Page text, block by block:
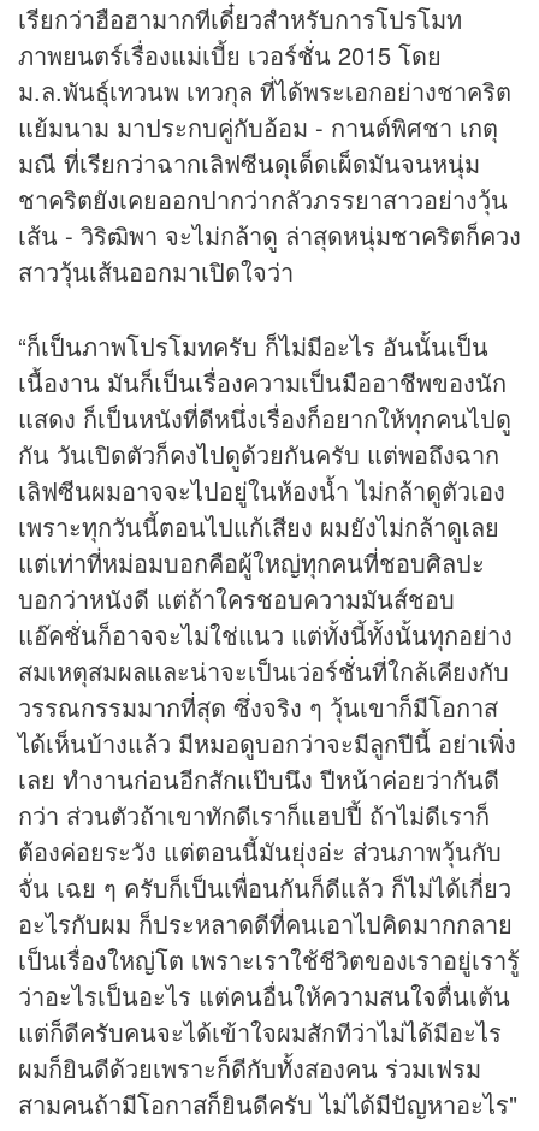
เรียกว่าฮือฮามากทีเดี๋ยวสำหรับการโปรโมท
ภาพยนตร์เรื่องแม่เบี้ย เวอร์ชั่น 2015 โดย
ม.ล.พันธุ์เทวนพ เทวกุล ที่ได้พระเอกอย่างชาคริต
แย้มนาม มาประกบคู่กับอ้อม - กานต์พิศชา เกตุ
มณี ที่เรียกว่าฉากเลิฟซีนดุเด็ดเผ็ดมันจนหนุ่ม
ชาคริตยังเคยออกปากว่ากลัวภรรยาสาวอย่างวุ้น
เส้น - วิริฒิพา จะไม่กล้าดู ล่าสุดหนุ่มชาคริตก็ควง
สาววุ้นเส้นออกมาเปิดใจว่า
“ก็เป็นภาพโปรโมทครับ ก็ไม่มีอะไร อันนั้นเป็น
เนื้องาน มันก็เป็นเรื่องความเป็นมืออาชีพของนัก
แสดง ก็เป็นหนังที่ดีหนึ่งเรื่องก็อยากให้ทุกคนไปดู
กัน วันเปิดตัวก็คงไปดูด้วยกันครับ แต่พอถึงฉาก
เลิฟซีนผมอาจจะไปอยู่ในห้องน้ำ ไม่กล้าดูตัวเอง
เพราะทุกวันนี้ตอนไปแก้เสียง ผมยังไม่กล้าดูเลย
แต่เท่าที่หม่อมบอกคือผู้ใหญ่ทุกคนที่ชอบศิลปะ
บอกว่าหนังดี แต่ถ้าใครชอบความมันส์ชอบ
แอ๊คชั่นก็อาจจะไม่ใช่แนว แต่ทั้งนี้ทั้งนั้นทุกอย่าง
สมเหตุสมผลและน่าจะเป็นเว่อร์ชั่นที่ใกล้เคียงกับ
วรรณกรรมมากที่สุด ซึ่งจริง ๆ วุ้นเขาก็มีโอกาส
ได้เห็นบ้างแล้ว มีหมอดูบอกว่าจะมีลูกปีนี้ อย่าเพิ่ง
เลย ทำงานก่อนอีกสักแป๊บนึง ปีหน้าค่อยว่ากันดี
กว่า ส่วนตัวถ้าเขาทักดีเราก็แฮปปี้ ถ้าไม่ดีเราก็
ต้องค่อยระวัง แต่ตอนนี้มันยุ่งอ่ะ ส่วนภาพวุ้นกับ
จั่น เฉย ๆ ครับก็เป็นเพื่อนกันก็ดีแล้ว ก็ไม่ได้เกี่ยว
อะไรกับผม ก็ประหลาดดีที่คนเอาไปคิดมากกลาย
เป็นเรื่องใหญ่โต เพราะเราใช้ชีวิตของเราอยู่เรารู้
ว่าอะไรเป็นอะไร แต่คนอื่นให้ความสนใจตื่นเต้น
แต่ก็ดีครับคนจะได้เข้าใจผมสักทีว่าไม่ได้มีอะไร
ผมก็ยินดีด้วยเพราะก็ดีกับทั้งสองคน ร่วมเฟรม
สามคนถ้ามีโอกาสก็ยินดีครับ ไม่ได้มีปัญหาอะไร"